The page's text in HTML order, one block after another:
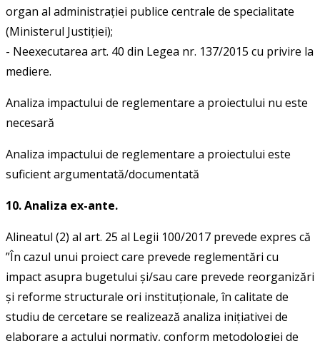
organ al administrației publice centrale de specialitate
(Ministerul Justiției);
- Neexecutarea art. 40 din Legea nr. 137/2015 cu privire la
mediere.
Analiza impactului de reglementare a proiectului nu este
necesară
Analiza impactului de reglementare a proiectului este
suficient argumentată/documentată
10. Analiza ex-ante.
Alineatul (2) al art. 25 al Legii 100/2017 prevede expres că
”În cazul unui proiect care prevede reglementări cu
impact asupra bugetului şi/sau care prevede reorganizări
şi reforme structurale ori instituţionale, în calitate de
studiu de cercetare se realizează analiza iniţiativei de
elaborare a actului normativ, conform metodologiei de